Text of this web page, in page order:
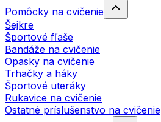
Pomôcky na cvičenie
Šejkre
Športové fľaše
Bandáže na cvičenie
Opasky na cvičenie
Trhačky a háky
Športové uteráky
Rukavice na cvičenie
Ostatné príslušenstvo na cvičenie